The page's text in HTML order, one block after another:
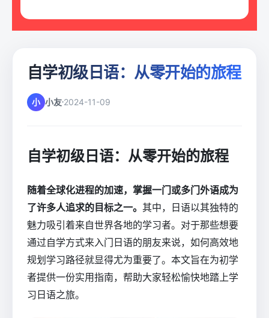
自学初级日语：从零开始的旅程
小 小友 2024-11-09
自学初级日语：从零开始的旅程
随着全球化进程的加速，掌握一门或多门外语成为
了许多人追求的目标之一。 其中，日语以其独特的
魅力吸引着来自世界各地的学习者。对于那些想要
通过自学方式来入门日语的朋友来说，如何高效地
规划学习路径就显得尤为重要了。本文旨在为初学
者提供一份实用指南，帮助大家轻松愉快地踏上学
习日语之旅。